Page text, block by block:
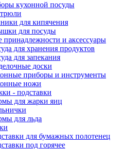
кухонной посуды
для кипячения
для посуды
принадлежности и аксессуары
для хранения продуктов
для запекания
доски
приборы и инструменты
ножи
- подставки
для жарки яиц
для льда
для бумажных полотенец
под горячее